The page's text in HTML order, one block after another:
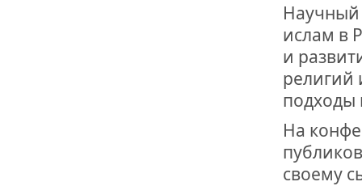
ислам в
и
религий
подходы
На
своему